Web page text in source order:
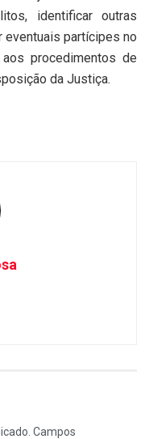
identificar outras
partícipes no
procedimentos de
da Justiça.
Campos